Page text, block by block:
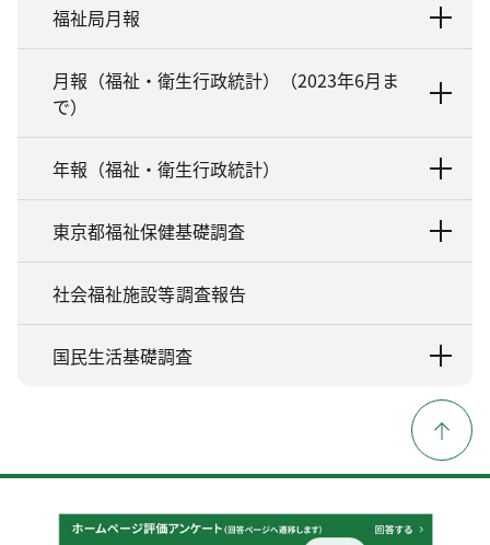
福祉局月報
月報（福祉・衛生行政統計）（2023年6月ま
で）
年報（福祉・衛生行政統計）
東京都福祉保健基礎調査
社会福祉施設等調査報告
国民生活基礎調査